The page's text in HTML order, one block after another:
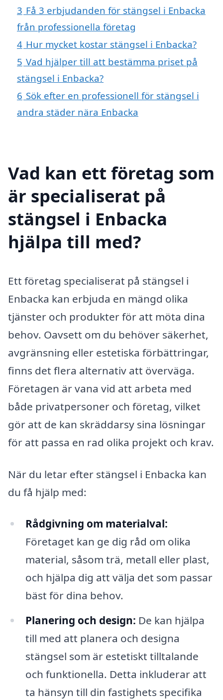
3 Få 3 erbjudanden för stängsel i Enbacka
från professionella företag
4 Hur mycket kostar stängsel i Enbacka?
5 Vad hjälper till att bestämma priset på
stängsel i Enbacka?
6 Sök efter en professionell för stängsel i
andra städer nära Enbacka
Vad kan ett företag som
är specialiserat på
stängsel i Enbacka
hjälpa till med?
Ett företag specialiserat på stängsel i
Enbacka kan erbjuda en mängd olika
tjänster och produkter för att möta dina
behov. Oavsett om du behöver säkerhet,
avgränsning eller estetiska förbättringar,
finns det flera alternativ att överväga.
Företagen är vana vid att arbeta med
både privatpersoner och företag, vilket
gör att de kan skräddarsy sina lösningar
för att passa en rad olika projekt och krav.
När du letar efter stängsel i Enbacka kan
du få hjälp med:
Rådgivning om materialval:
Företaget kan ge dig råd om olika
material, såsom trä, metall eller plast,
och hjälpa dig att välja det som passar
bäst för dina behov.
Planering och design: De kan hjälpa
till med att planera och designa
stängsel som är estetiskt tilltalande
och funktionella. Detta inkluderar att
ta hänsyn till din fastighets specifika